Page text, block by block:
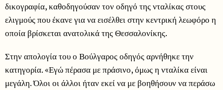
δικογραφία, καθοδηγούσαν τον οδηγό της νταλίκας στους
ελιγμούς που έκανε για να εισέλθει στην κεντρική λεωφόρο η
οποία βρίσκεται ανατολικά της Θεσσαλονίκης.
Στην απολογία του ο Βούλγαρος οδηγός αρνήθηκε την
κατηγορία. «Εγώ πέρασα με πράσινο, όμως η νταλίκα είναι
μεγάλη. Όλοι οι άλλοι ήταν εκεί να με βοηθήσουν να περάσω